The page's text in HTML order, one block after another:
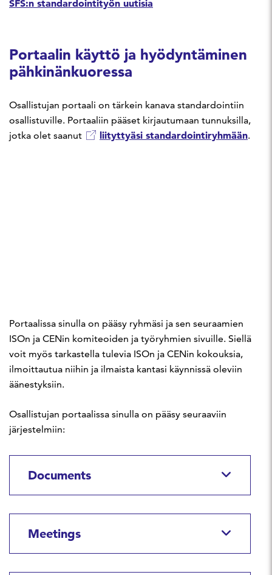
SFS:n standardointityön uutisia
Portaalin käyttö ja hyödyntäminen
pähkinänkuoressa
Osallistujan portaali on tärkein kanava standardointiin
osallistuville. Portaaliin pääset kirjautumaan tunnuksilla,
jotka olet saanut
liityttyäsi standardointiryhmään.
Portaalissa sinulla on pääsy ryhmäsi ja sen seuraamien
ISOn ja CENin komiteoiden ja työryhmien sivuille. Siellä
voit myös tarkastella tulevia ISOn ja CENin kokouksia,
ilmoittautua niihin ja ilmaista kantasi käynnissä oleviin
äänestyksiin.
Osallistujan portaalissa sinulla on pääsy seuraaviin
järjestelmiin:
Documents
Meetings